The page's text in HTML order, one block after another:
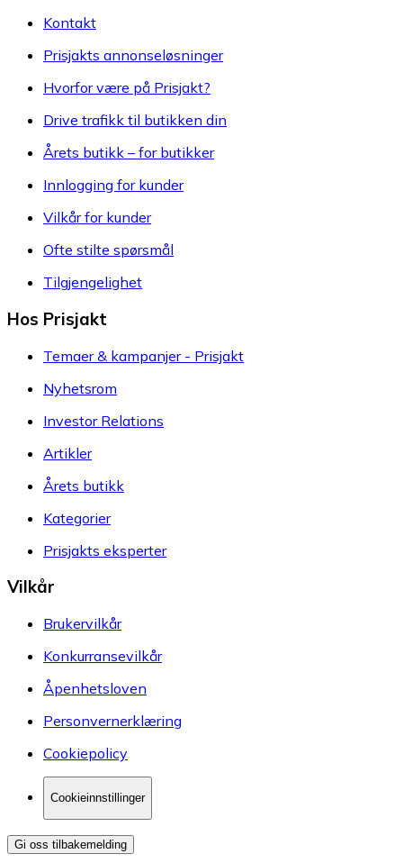
Kontakt
Prisjakts annonseløsninger
Hvorfor være på Prisjakt?
Drive trafikk til butikken din
Årets butikk – for butikker
Innlogging for kunder
Vilkår for kunder
Ofte stilte spørsmål
Tilgjengelighet
Hos Prisjakt
Temaer & kampanjer - Prisjakt
Nyhetsrom
Investor Relations
Artikler
Årets butikk
Kategorier
Prisjakts eksperter
Vilkår
Brukervilkår
Konkurransevilkår
Åpenhetsloven
Personvernerklæring
Cookiepolicy
Cookieinnstillinger
Gi oss tilbakemelding